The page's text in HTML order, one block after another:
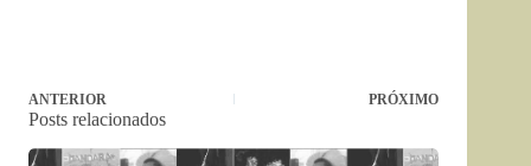
ANTERIOR PRÓXIMO
Posts relacionados